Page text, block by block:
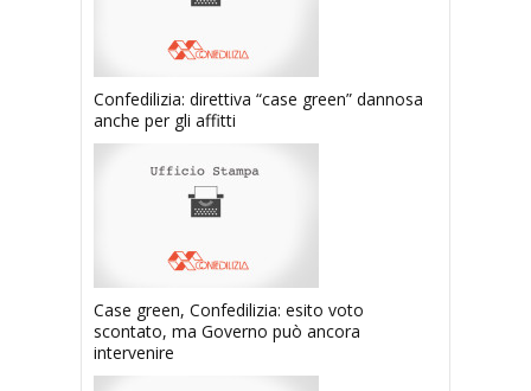
Confedilizia: direttiva “case green” dannosa
anche per gli affitti
Case green, Confedilizia: esito voto
scontato, ma Governo può ancora
intervenire